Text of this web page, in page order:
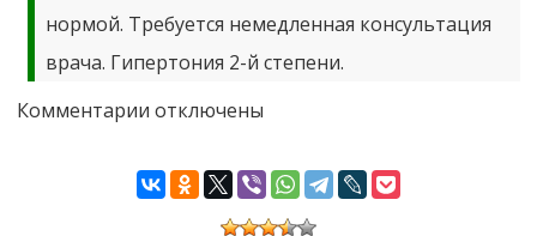
нормой. Требуется немедленная консультация
врача. Гипертония 2-й степени.
Комментарии к
Татьяна
Александровна
отключены